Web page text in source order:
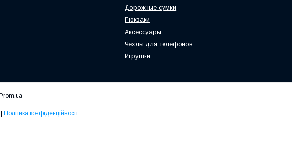
Дорожные сумки
Рюкзаки
Аксессуары
Чехлы для телефонов
Игрушки
Prom.ua
Політика конфіденційності